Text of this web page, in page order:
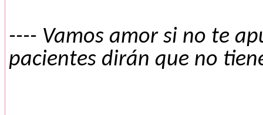
---- Vamos amor si no te
pacientes dirán que no